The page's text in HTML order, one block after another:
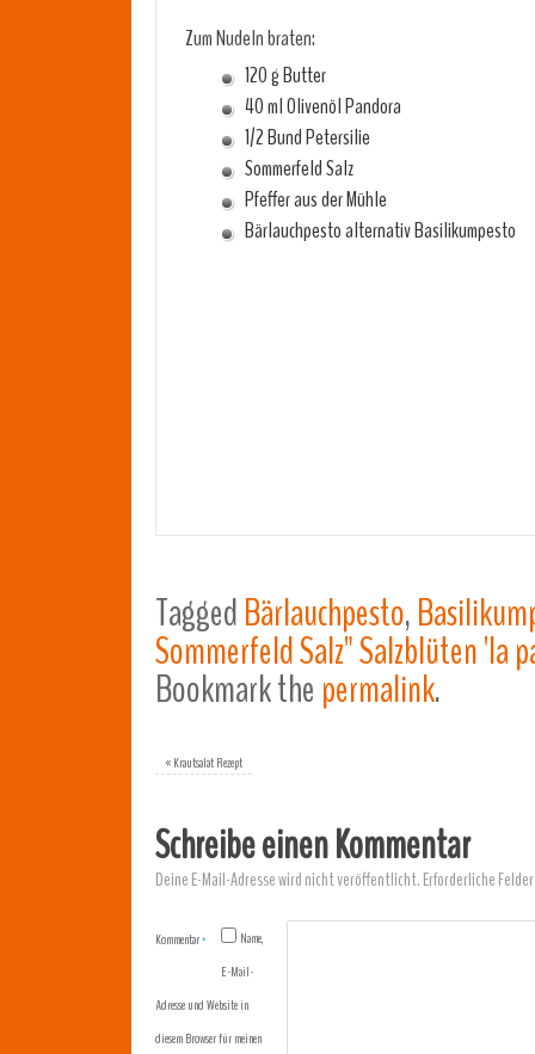
Zum Nudeln braten:
120 g Butter
40 ml Olivenöl Pandora
1/2 Bund Petersilie
Sommerfeld Salz
Pfeffer aus der Mühle
Bärlauchpesto alternativ Basilikumpesto
TaggedBärlauchpesto,
Sommerfeld Salz" Salzblüten 'la
Bookmark the permalink.
«Krautsalat Rezept
Schreibe einen Kommentar
Deine E-Mail-Adresse wird nicht veröffentlicht.Erforderliche
Kommentar*
Name,
E-Mail-
Adresse und Website in
diesem Browser für meinen